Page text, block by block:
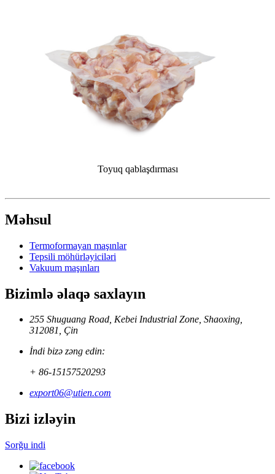
Toyuq qablaşdırması
Məhsul
Termoformayan maşınlar
Tepsili möhürləyiciləri
Vakuum maşınları
Bizimlə əlaqə saxlayın
255 Shuguang Road, Kebei Industrial Zone, Shaoxing,
312081, Çin
İndi bizə zəng edin:
+ 86-15157520293
export06@utien.com
Bizi izləyin
Sorğu indi